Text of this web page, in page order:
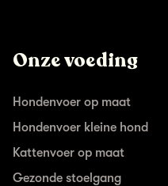
Onze voeding
Hondenvoer op maat
Hondenvoer kleine hond
Kattenvoer op maat
Gezonde stoelgang